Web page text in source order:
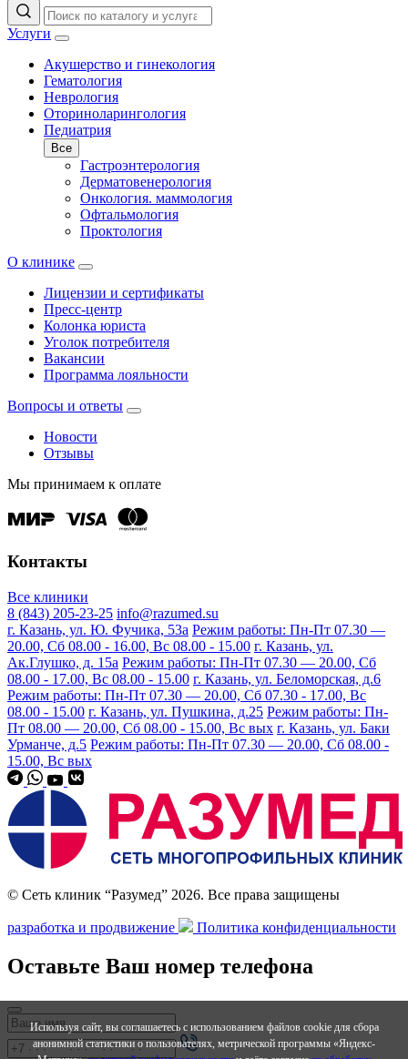
Услуги
Акушерство и гинекология
Гематология
Неврология
Оториноларингология
Педиатрия
Все
Гастроэнтерология
Дерматовенерология
Онкология. маммология
Офтальмология
Проктология
О клинике
Лицензии и сертификаты
Пресс-центр
Колонка юриста
Уголок потребителя
Вакансии
Программа лояльности
Вопросы и ответы
Новости
Отзывы
Мы принимаем к оплате
Контакты
Все клиники
8 (843) 205-23-25 info@razumed.su
г. Казань, ул. Ю. Фучика, 53а Режим работы: Пн-Пт 07.30 —
20.00, Сб 08.00 - 16.00, Вс 08.00 - 15.00 г. Казань, ул.
Ак.Глушко, д. 15а Режим работы: Пн-Пт 07.30 — 20.00, Сб
08.00 - 17.00, Вс 08.00 - 15.00 г. Казань, ул. Беломорская, д.6
Режим работы: Пн-Пт 07.30 — 20.00, Сб 07.30 - 17.00, Вс
08.00 - 15.00 г. Казань, ул. Пушкина, д.25 Режим работы: Пн-
Пт 08.00 — 20.00, Сб 08.00 - 15.00, Вс вых г. Казань, ул. Баки
Урманче, д.5 Режим работы: Пн-Пт 07.30 — 20.00, Сб 08.00 -
15.00, Вс вых
© Сеть клиник “Разумед” 2026. Все права защищены
разработка и продвижение Политика конфиденциальности
Оставьте Ваш номер телефона
Используя сайт, вы соглашаетесь с использованием файлов cookie для сбора
анонимной статистики о пользователях, метрической программы «Яндекс-